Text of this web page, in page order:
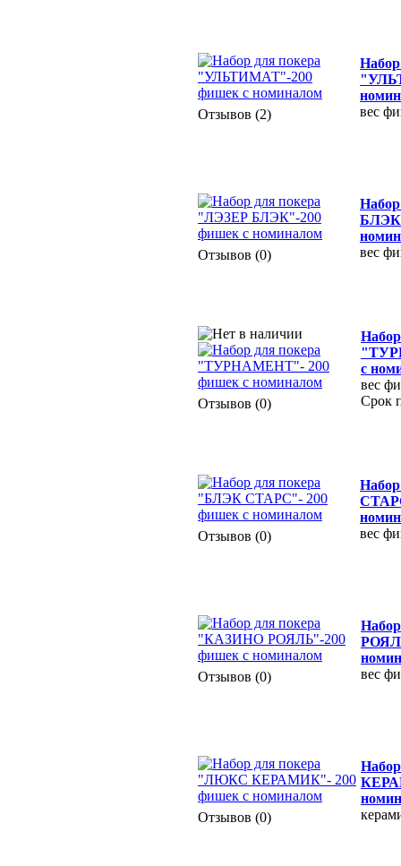
Отзывов (2)
вес
Отзывов (0)
вес
Отзывов (0)
с
вес
Срок
Отзывов (0)
вес
Отзывов (0)
вес
Отзывов (0)